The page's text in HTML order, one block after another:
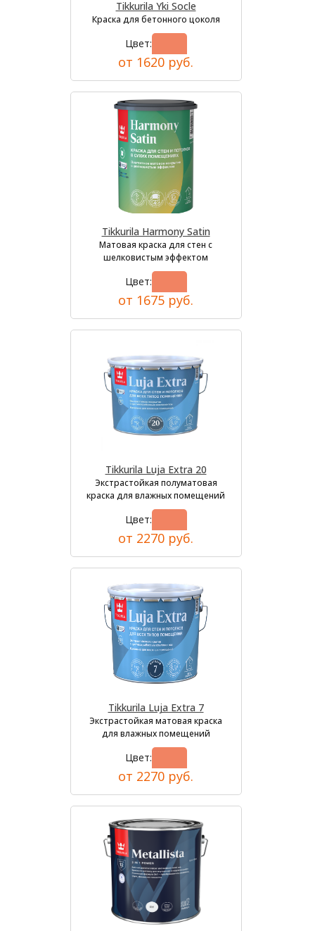
Tikkurila Yki Socle
Краска для бетонного цоколя
Цвет:
от 1620 руб.
Tikkurila Harmony Satin
Матовая краска для стен с
шелковистым эффектом
Цвет:
от 1675 руб.
Tikkurila Luja Extra 20
Экстрастойкая полуматовая
краска для влажных помещений
Цвет:
от 2270 руб.
Tikkurila Luja Extra 7
Экстрастойкая матовая краска
для влажных помещений
Цвет:
от 2270 руб.